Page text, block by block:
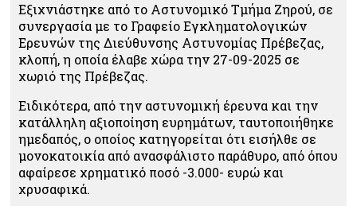
Εξιχνιάστηκε από το Αστυνομικό Τμήμα Ζηρού, σε
συνεργασία με το Γραφείο Εγκληματολογικών
Ερευνών της Διεύθυνσης Αστυνομίας Πρέβεζας,
κλοπή, η οποία έλαβε χώρα την 27-09-2025 σε
χωριό της Πρέβεζας.
Ειδικότερα, από την αστυνομική έρευνα και την
κατάλληλη αξιοποίηση ευρημάτων, ταυτοποιήθηκε
ημεδαπός, ο οποίος κατηγορείται ότι εισήλθε σε
μονοκατοικία από ανασφάλιστο παράθυρο, από όπου
αφαίρεσε χρηματικό ποσό -3.000- ευρώ και
χρυσαφικά.